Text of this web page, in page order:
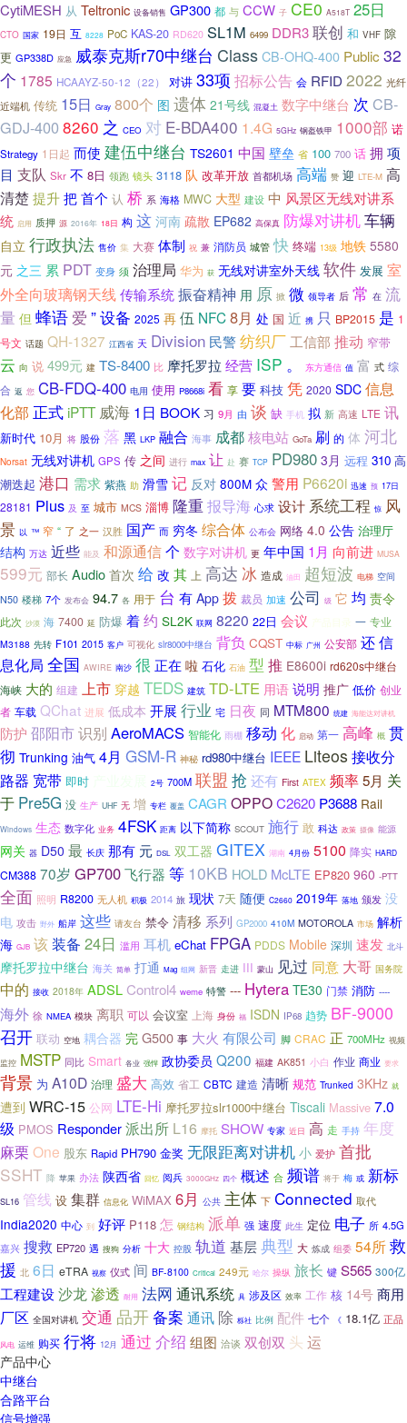
CytiMESH 从 Teltronic 设备销售 GP300 都 与 CCW 子 CE0 A518T 25日
CTO 国家 19日 互 8228 PoC KAS-20 RD620 SL1M 6499 DDR3联创 和 VHF 隙
更 GP338D 应急 威泰克斯r70中继台 Class CB-OHQ-400 Public 32
个 1785 HCAAYZ-50-12（22） 对讲 33项 招标公告 会 RFID2022 光纤
近端机 传统 15日 Gray 800个 图 遗体 21号线 混凝土 数字中继台 次 CB-
GDJ-400 8260 之 CEO 对 E-BDA400 1.4G 5GHz 钢盔铁甲 1000部 诺
Strategy 1日起 而使 建伍中继台 TS2601 中国 壁垒 省 100 700 话 拥 项
目 支队 Skr 不 8日 领跑 镜头 3118 队 改革开放 首都机场 高端 赞 迎 LTE-M 高
清楚提升把首个 认 桥 系 海格 MWC 大型 建设 中 风景区无线对讲系
统 启用 质押 源 2016年 18日 构 这 河南 疏散 EP682 高保真 防爆对讲机车辆
自立 行政执法 售价 集 大赛 体制 祝 兼 消防员 城管 快 终端 13级 地铁 5580
元 之三 累 PDT 变身 须 治理局 华为 获 无线对讲室外天线 软件 发展 室
外全向玻璃钢天线传输系统振奋精神 用 原 掀 微 领导者 后 常 在 流
量 但 蜂语爱 ”设备 2025 再 伍 NFC8月 处 国 近 携 只 BP2015 是 1
号文 话题 QH-1327 江西省 天 Division 民警纺织厂 工信部 推动 窄带
云 向 说 499元 建 TS-8400 比 摩托罗拉 经营 ISP 。 东方通信 值 富 式 综
合 返 您 CB-FDQ-400 电用 使用 P8668i 看 享 要 科技 凭 2020 SDC 信息
化部 正式 iPTT 威海 1日 BOOK 习 9月 由 谈 缺 手机 拟 新 高速 LTE 讯
新时代 10月 将 股份 落 黑 LKP 融合 海事 成都核电站 GoTa 刷 的 体 河北
Norsat 无线对讲机 GPS 传 之间 进行 max 让 赴 赛 TCP PD980 3月 远程 310 高
潮迭起 港口 需求 紫燕 助 滑雪 记 反对 800M 众 警用 P6620i 迅速 预 17日
28181 Plus 及 至 城市 MCS 淄博 隆重报导海 心求 设计 系统工程 惊 风
景 以 ™ 窄 “ 了 之一 汉胜 国产 而 穷冬 综合体 公布会 网络 4.0 公告 治理厅
结构 万达 近些 能及 和源通信个 数字对讲机 更 年中国 1月 向前进 MUSA
599元 部长 Audio 首次 给 改 其 上 高达 冰 造成 油田 超短波 电梯 空间
N50 楼梯 7个 发布会 94.7 各 用于 台 有 App 拨 裁员 加速 公司 级 它 均 责令
此次 沙漠 海 7400 延 防爆 着约 SL2K 联网 8220 22日 会议 产品目录 一 专业
M3188 先转 F101 2015 客户 可视化 slr8000中继台 背负 CQST 中标 广州 公安部 还信
息化局 全国 AWIRE 南沙 很 正在 啦 石化 石油 型 推 E8600i rd620s中继台
海峡 大的 组建 上市 穿越 TEDS 建筑 TD-LTE 用语 说明 推广 低价 创业
者 车载 QChat 进展 低成本 开展 行业 宅 日夜 同 MTM800 统建 海能达对讲机
防护 邵阳市识别 AeroMACS 智能化 雨棚 移动 化 启动 第一 高峰 概 贯
彻 Trunking 油气 4月 GSM-R 神秘 rd980中继台 IEEE Liteos 接收分
路器 宽带 即时 2号 700M 联盟 抢 还有 First ATEX 频率5月 关
于 Pre5G 没 生产 UHF 无 增 专栏 覆盖 CAGR OPPOC2620 P3688 Rail
Windows 生态 数字化 业务 4FSK 距离 以下简称 SCOUT 施行 敢 科达 政策 摄像 能源
网关 器 D50 最 长庆 那有 元 DSL 双工器 GITEX 湖南 4月份 5100 降实 HARD
CM388 70岁 GP700飞行器 等 10KB HOLD McLTE EP820 960 -PTT
全面 照明 R8200 无人机 积极 2014 旅 现状 7天 随便 C2660 2019年 落地 颁发 没
电 攻击 野外 船岸 这些 请友台 禁令 清移 系列 GP2000 410M MOTOROLA 市场 解析
海 GJB 该装备 24日 滥用 耳机 eChat FPGA PDDS Mobile 深圳 速发 北斗
摩托罗拉中继台 海关 简单 打通 Mag 组网 新晋 走进 III 蒙山 见过 同意 大哥 国务院
中的 接收 2018年 ADSL Control4 weme 特警 --- Hytera TE30 门禁 消防 ----
海外 徐 NMEA 模块 离职 可以 会议室 上海 身份 福 ISDN IP68 趋势 BF-9000
召开 联动 空地 耦合器 完 G500 事 大火 有限公司 脚 CRAC 正 700MHz 视频
监控 MSTP 同比 Smart 各业 强悍 政协委员 Q200 福建 AK851 小白 作业 商业 要求
背景 为 A10D 治理 盛大 高效 省工 CBTC 建造 清晰 规范 Trunked 3KHz 就
遭到 WRC-15 公网 LTE-Hi 摩托罗拉slr1000中继台 Tiscali Massive 7.0
级 PMOS Responder派出所 L16 摩托 SHOW 专家 近日 高 走 手持 年度
麻栗 One 股东 Rapid PH790 金奖 无限距离对讲机小 爱护 首批
SSHT 降 苹果 办法 陕西省 回忆 阅兵 3000GHz 四个 概述 合 频谱 将于 梅 或 新标
SL16 管线 设 集群 信息化 WiMAX 6月 公共 主体 下 Connected 取代
India2020 中心 到 好评 P118 怎 钢结构 派单 强 速度 此生 定位 电子 所 4.5G
嘉兴 搜救 EP720 遇 搜狗 分析 十大 控股 轨道 基层典型 大 炼成 组委 54所救
援 北 6日 eTRA 视察 仪式 间 BF-8100 Critical 249元 哈尔 操纵 旅长 键 S565 300亿
工程建设沙龙 渗透 耐用 法网 通讯系统 具 涉及区 效率 工作 核 14号 商用
厂区 全国对讲机 交通 品开备案 通讯 除 栎社 比例 配件 七个 《 18.1亿 正品
风电 运维 购买 行将 12月 通过 介绍 组图 洽谈 双创双 头 运
产品中心
中继台
合路平台
信号增强